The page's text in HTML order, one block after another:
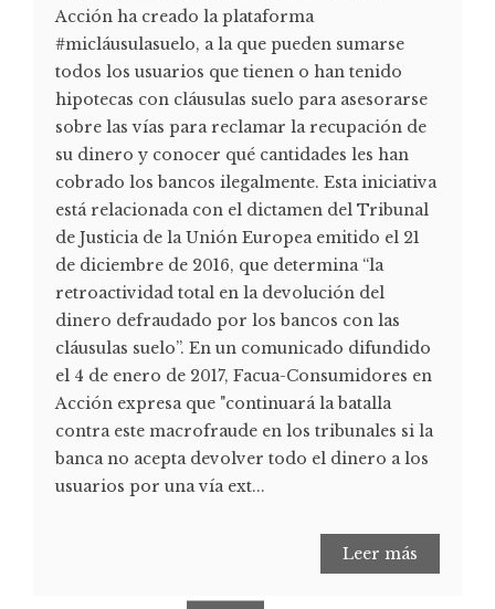
Acción ha creado la plataforma
#micláusulasuelo, a la que pueden sumarse
todos los usuarios que tienen o han tenido
hipotecas con cláusulas suelo para asesorarse
sobre las vías para reclamar la recupación de
su dinero y conocer qué cantidades les han
cobrado los bancos ilegalmente. Esta iniciativa
está relacionada con el dictamen del Tribunal
de Justicia de la Unión Europea emitido el 21
de diciembre de 2016, que determina “la
retroactividad total en la devolución del
dinero defraudado por los bancos con las
cláusulas suelo”. En un comunicado difundido
el 4 de enero de 2017, Facua-Consumidores en
Acción expresa que "continuará la batalla
contra este macrofraude en los tribunales si la
banca no acepta devolver todo el dinero a los
usuarios por una vía ext...
Leer más